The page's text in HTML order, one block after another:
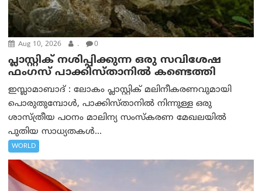
Aug 10, 2026 . 0
പ്ലാസ്റ്റിക് നശിപ്പിക്കുന്ന ഒരു സവിശേഷ
ഫംഗസ് പാക്കിസ്താനിൽ കണ്ടെത്തി
ഇസ്ലാമാബാദ് : ലോകം പ്ലാസ്റ്റിക് മലിനീകരണവുമായി
പൊരുതുമ്പോൾ, പാക്കിസ്താനിൽ നിന്നുള്ള ഒരു
ശാസ്ത്രീയ പഠനം മാലിന്യ സംസ്കരണ മേഖലയിൽ
പുതിയ സാധ്യതകൾ...
WORLD